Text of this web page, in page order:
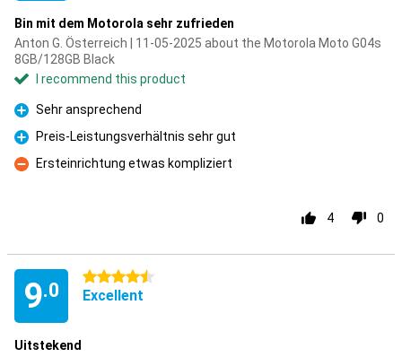
Bin mit dem Motorola sehr zufrieden
Anton G. Österreich | 11-05-2025 about the Motorola Moto G04s
8GB/128GB Black
I recommend this product
Pro
Sehr ansprechend
Pro
Preis-Leistungsverhältnis sehr gut
Con
Ersteinrichtung etwas kompliziert
4 0
9.0
4.5 stars
Excellent
Uitstekend